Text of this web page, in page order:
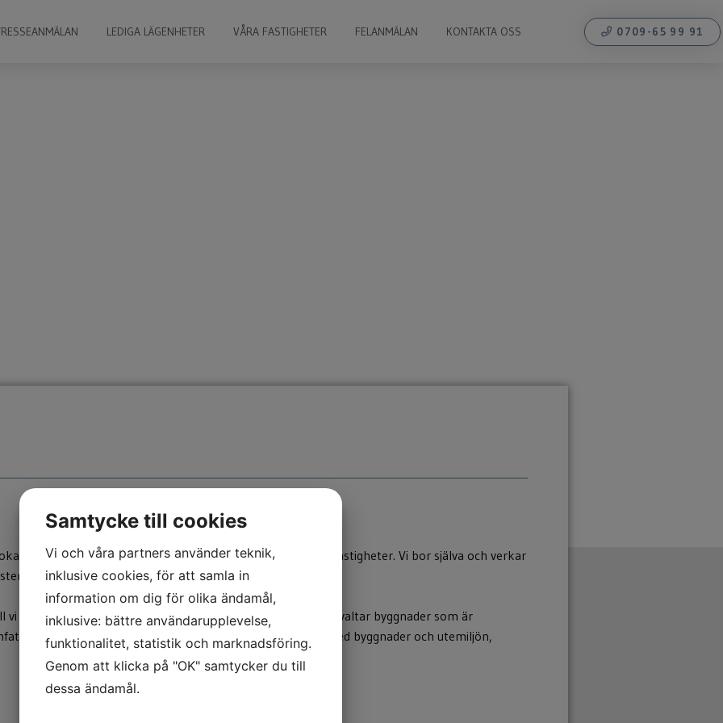
LEDIGA LÄGENHETER VÅRA FASTIGHETER FELANMÄLAN KONTAKTA OSS 0709-65 99 91
företag med ett långsiktigt ägande och ansvar för våra fastigheter. Vi bor själva och verkar
ska känna sig trygga med att bo i våra fastigheter.
vi att man ska ha en bra bostad. Vårt perspektiv är att vi förvaltar byggnader som är
den egna lägenheten men också hela boendemiljön med byggnader och utemiljön,
Samtycke till cookies
Vi och våra partners använder teknik,
inklusive cookies, för att samla in
information om dig för olika ändamål,
inklusive: bättre användarupplevelse,
funktionalitet, statistik och marknadsföring.
Genom att klicka på "OK" samtycker du till
dessa ändamål.